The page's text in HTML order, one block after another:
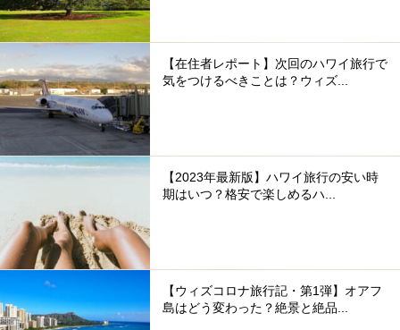
【在住者レポート】次回のハワイ旅行で
気をつけるべきことは？ウィズ...
【2023年最新版】ハワイ旅行の安い時
期はいつ？格安で楽しめるハ...
【ウィズコロナ旅行記・第1弾】オアフ
島はどう変わった？絶景と絶品...